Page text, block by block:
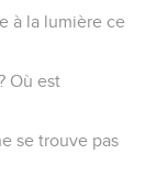
à la lumière ce
Où est
se trouve pas